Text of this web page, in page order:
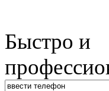
Быстро и